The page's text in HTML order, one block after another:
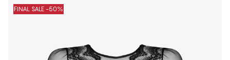
FINAL SALE -50%